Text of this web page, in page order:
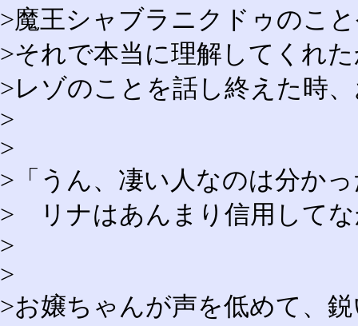
>魔王シャブラニクドゥのこ
>それで本当に理解してくれ
>レゾのことを話し終えた時
>
>
>「うん、凄い人なのは分か
> リナはあんまり信用して
>
>
>お嬢ちゃんが声を低めて、